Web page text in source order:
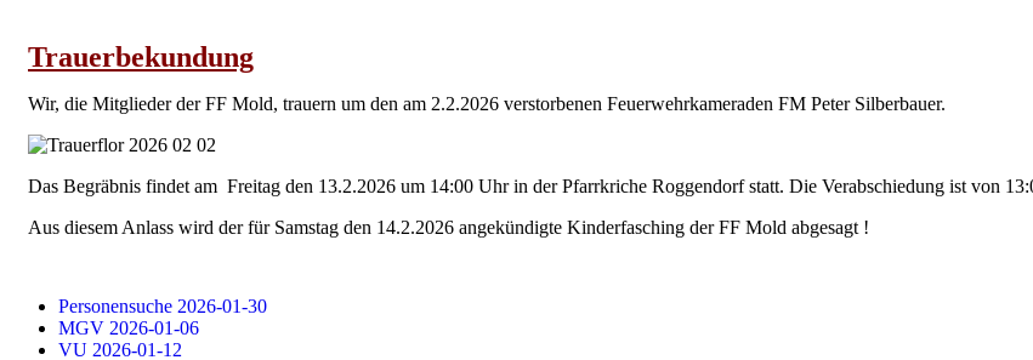
Trauerbekundung
Wir, die Mitglieder der FF Mold, trauern um den am 2.2.2026 verstorbenen Feuerwehrkameraden FM Peter Silberbauer.
Das Begräbnis findet am Freitag den 13.2.2026 um 14:00 Uhr in der Pfarrkriche Roggendorf statt. Die Verabschiedung ist von
Aus diesem Anlass wird der für Samstag den 14.2.2026 angekündigte Kinderfasching der FF Mold abgesagt !
Personensuche 2026-01-30
MGV 2026-01-06
VU 2026-01-12